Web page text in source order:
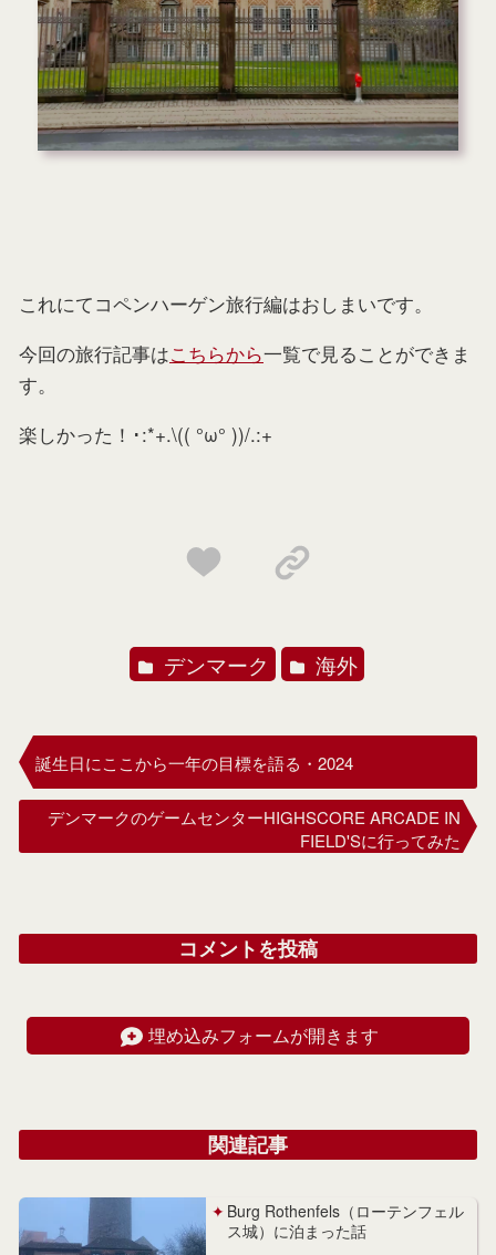
これにてコペンハーゲン旅行編はおしまいです。
今回の旅行記事はこちらから一覧で見ることができま
す。
楽しかった！･:*+.\(( °ω° ))/.:+
デンマーク 海外
誕生日にここから一年の目標を語る・2024
デンマークのゲームセンターHIGHSCORE ARCADE IN
FIELD'Sに行ってみた
コメントを投稿
埋め込みフォームが開きます
関連記事
Burg Rothenfels（ローテンフェル
ス城）に泊まった話